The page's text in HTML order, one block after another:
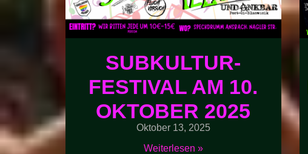
SUBKULTUR-
FESTIVAL AM 10.
OKTOBER 2025
Oktober 13, 2025
Weiterlesen »